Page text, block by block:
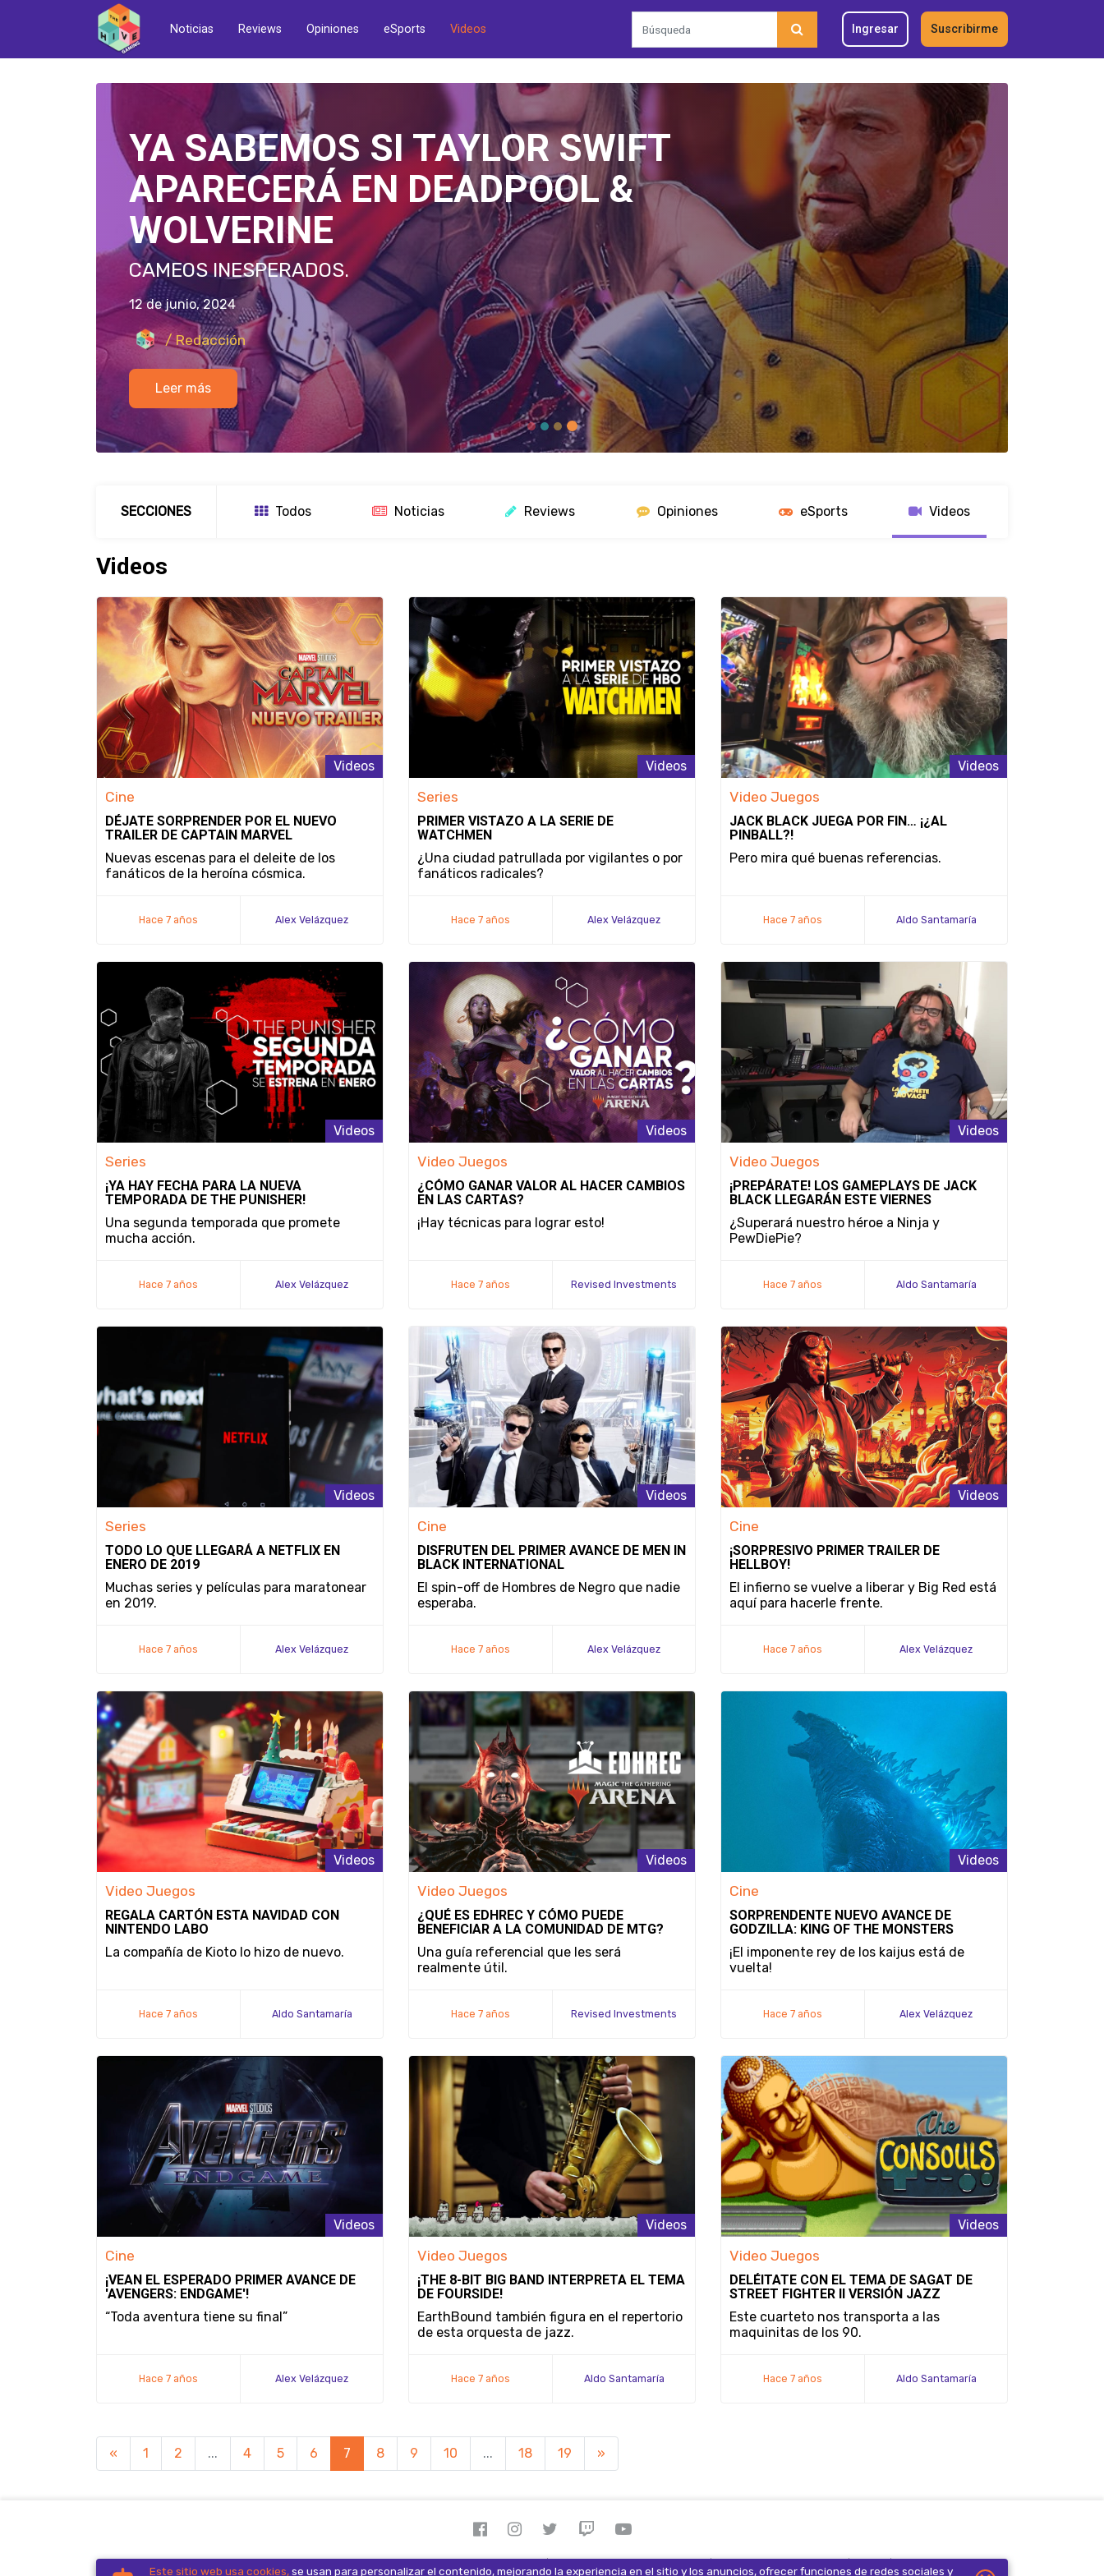
Noticias Reviews Opiniones eSports Videos Ingresar Suscribirme
LA NUEVA ODISEA GALÁCTICA DE
UBISOFT: STAR WARS OUTLAWS
EN MENOS DE 100 HORAS.
19 de junio, 2024
/ Redacción
Leer más
SECCIONES Todos Noticias Reviews Opiniones eSports Videos
Videos
Videos
Cine
DÉJATE SORPRENDER POR EL NUEVO
TRAILER DE CAPTAIN MARVEL
Nuevas escenas para el deleite de los
fanáticos de la heroína cósmica.
Hace 7 años Alex Velázquez
Videos
Series
PRIMER VISTAZO A LA SERIE DE
WATCHMEN
¿Una ciudad patrullada por vigilantes o por
fanáticos radicales?
Hace 7 años Alex Velázquez
Videos
Video Juegos
JACK BLACK JUEGA POR FIN… ¡¿AL
PINBALL?!
Pero mira qué buenas referencias.
Hace 7 años Aldo Santamaría
Videos
Series
¡YA HAY FECHA PARA LA NUEVA
TEMPORADA DE THE PUNISHER!
Una segunda temporada que promete
mucha acción.
Hace 7 años Alex Velázquez
Videos
Video Juegos
¿CÓMO GANAR VALOR AL HACER CAMBIOS
EN LAS CARTAS?
¡Hay técnicas para lograr esto!
Hace 7 años Revised Investments
Videos
Video Juegos
¡PREPÁRATE! LOS GAMEPLAYS DE JACK
BLACK LLEGARÁN ESTE VIERNES
¿Superará nuestro héroe a Ninja y
PewDiePie?
Hace 7 años Aldo Santamaría
Videos
Series
TODO LO QUE LLEGARÁ A NETFLIX EN
ENERO DE 2019
Muchas series y películas para maratonear
en 2019.
Hace 7 años Alex Velázquez
Videos
Cine
DISFRUTEN DEL PRIMER AVANCE DE MEN IN
BLACK INTERNATIONAL
El spin-off de Hombres de Negro que nadie
esperaba.
Hace 7 años Alex Velázquez
Videos
Cine
¡SORPRESIVO PRIMER TRAILER DE
HELLBOY!
El infierno se vuelve a liberar y Big Red está
aquí para hacerle frente.
Hace 7 años Alex Velázquez
Videos
Video Juegos
REGALA CARTÓN ESTA NAVIDAD CON
NINTENDO LABO
La compañía de Kioto lo hizo de nuevo.
Hace 7 años Aldo Santamaría
Videos
Video Juegos
¿QUÉ ES EDHREC Y CÓMO PUEDE
BENEFICIAR A LA COMUNIDAD DE MTG?
Una guía referencial que les será
realmente útil.
Hace 7 años Revised Investments
Videos
Cine
SORPRENDENTE NUEVO AVANCE DE
GODZILLA: KING OF THE MONSTERS
¡El imponente rey de los kaijus está de
vuelta!
Hace 7 años Alex Velázquez
Videos
Cine
¡VEAN EL ESPERADO PRIMER AVANCE DE
'AVENGERS: ENDGAME'!
“Toda aventura tiene su final”
Hace 7 años Alex Velázquez
Videos
Video Juegos
¡THE 8-BIT BIG BAND INTERPRETA EL TEMA
DE FOURSIDE!
EarthBound también figura en el repertorio
de esta orquesta de jazz.
Hace 7 años Aldo Santamaría
Videos
Video Juegos
DELÉITATE CON EL TEMA DE SAGAT DE
STREET FIGHTER II VERSIÓN JAZZ
Este cuarteto nos transporta a las
maquinitas de los 90.
Hace 7 años Aldo Santamaría
« 1 2 ... 4 5 6 7 8 9 10 ... 18 19 »
The Hive Gaming Company. Todos los derechos reservados 2026. Términos y Condiciones Aviso de privacidad FAQ Contacto
Este sitio web usa cookies,se usan para personalizar el contenido, mejorando la experiencia en el sitio y los anuncios, ofrecer funciones de redes sociales y